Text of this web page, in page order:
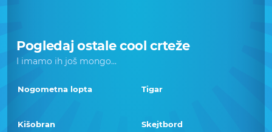
Pogledaj ostale cool crteže
I imamo ih još mongo...
Nogometna lopta Tigar
Kišobran Skejtbord